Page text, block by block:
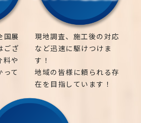
国展
ござ
料や
って
現地調査、施工後の対応
など迅速に駆けつけま
す！
地域の皆様に頼られる存
在を目指しています！